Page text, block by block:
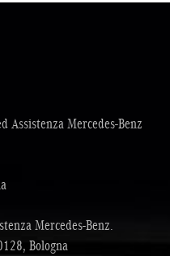
Assistenza Mercedes-Benz
Mercedes-Benz.
Bologna